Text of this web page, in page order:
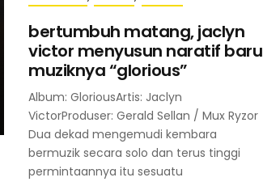
bertumbuh matang, jaclyn
victor menyusun naratif baru
muziknya “glorious”
Album: GloriousArtis: Jaclyn
VictorProduser: Gerald Sellan / Mux Ryzor
Dua dekad mengemudi kembara
bermuzik secara solo dan terus tinggi
permintaannya itu sesuatu